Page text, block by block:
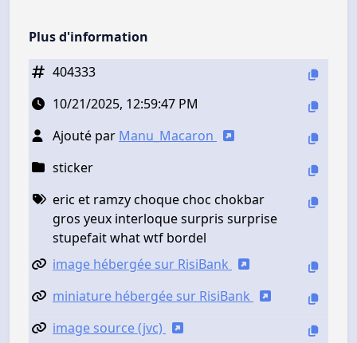
Plus d'information
404333
10/21/2025, 12:59:47 PM
Ajouté par Manu_Macaron
sticker
eric et ramzy choque choc chokbar
gros yeux interloque surpris surprise
stupefait what wtf bordel
image hébergée sur RisiBank
miniature hébergée sur RisiBank
image source (jvc)